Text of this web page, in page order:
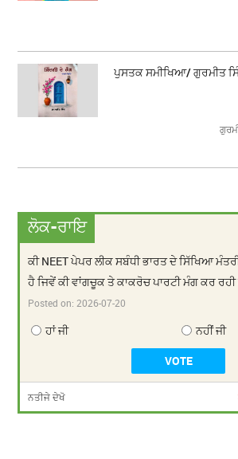
ਪੁਸਤਕ ਸਮੀਖਿਆ/ ਗੁਰਮੀਤ
ਲੋਕ-ਰਾਇ
ਕੀ NEET ਪੇਪਰ ਲੀਕ ਸਬੰਧੀ ਭਾਰਤ ਦੇ ਸਿੱਖਿਆ
ਹੈ ਜਿਵੇਂ ਕੀ ਵਾਂਗਚੂਕ ਤੇ ਕਾਕਰੋਚ ਪਾਰਟੀ ਮੰਗ ਕਰ ਰਹੀ
Posted on:2026-07-20
ਹਾਂ ਜੀ ਨਹੀਂ ਜੀ
ਨਤੀਜੇ ਦੇਖੋ